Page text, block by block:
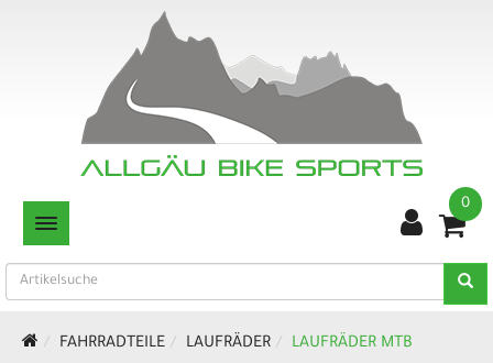
TOGGLE NAVIGATION
0
FAHRRADTEILE LAUFRÄDER LAUFRÄDER MTB